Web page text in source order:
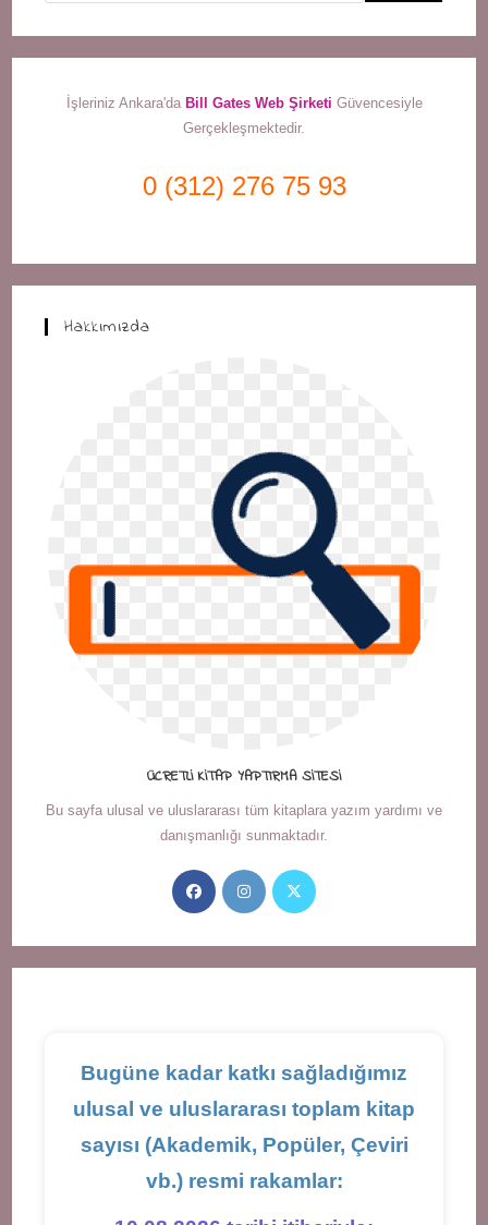
İşleriniz Ankara'da Bill Gates Web Şirketi Güvencesiyle
Gerçekleşmektedir.
0 (312) 276 75 93
Hakkımızda
ÜCRETLI KITAP YAPTIRMA SITESI
Bu sayfa ulusal ve uluslararası tüm kitaplara yazım yardımı ve
danışmanlığı sunmaktadır.
Opens
in
Opens
in
Opens
Bugüne kadar katkı sağladığımız
ulusal ve uluslararası toplam kitap
sayısı (Akademik, Popüler, Çeviri
vb.) resmi rakamlar: